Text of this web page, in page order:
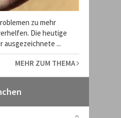
zu mehr
Die heutige
ausgezeichnete ...
MEHR ZUM THEMA